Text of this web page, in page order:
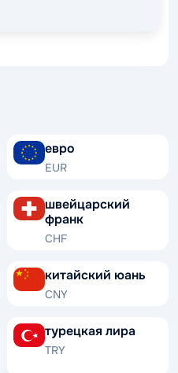
евро
EUR
швейцарский
франк
CHF
китайский юань
CNY
турецкая лира
TRY